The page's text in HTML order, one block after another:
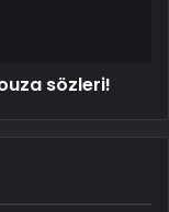
sözleri!